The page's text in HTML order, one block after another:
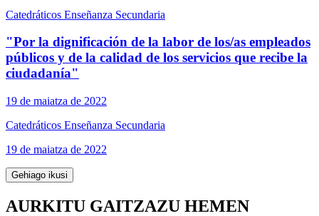
Catedráticos Enseñanza Secundaria
"Por la dignificación de la labor de los/as empleados
públicos y de la calidad de los servicios que recibe la
ciudadanía"
19 de maiatza de 2022
Catedráticos Enseñanza Secundaria
19 de maiatza de 2022
Gehiago ikusi
AURKITU GAITZAZU HEMEN